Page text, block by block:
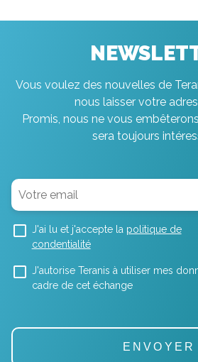
Vous voulez des nouvelles de
nous laisser votre
Promis, nous ne vous
sera toujours
J'ai lu et j'accepte la politique de
condentialité
J'autorise Teranis à utiliser mes
cadre de cet échange